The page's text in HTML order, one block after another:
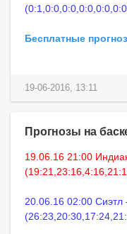
Бесплатные
19-06-2016, 13:11
Прогнозы на
19.06.16 21:00
20.06.16 02:00